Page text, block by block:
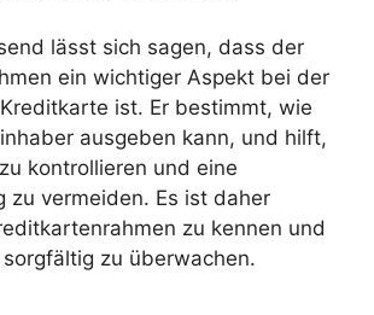
lässt sich sagen, dass der
ein wichtiger Aspekt bei der
ist. Er bestimmt, wie
ausgeben kann, und hilft,
kontrollieren und eine
zu vermeiden. Es ist daher
zu kennen und
zu überwachen.